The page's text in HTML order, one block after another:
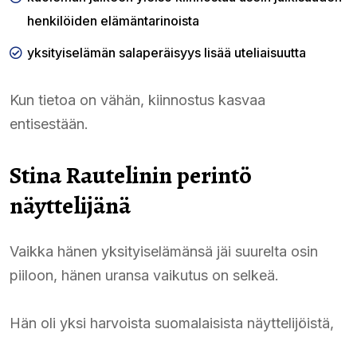
henkilöiden elämäntarinoista
yksityiselämän salaperäisyys lisää uteliaisuutta
Kun tietoa on vähän, kiinnostus kasvaa
entisestään.
Stina Rautelinin perintö
näyttelijänä
Vaikka hänen yksityiselämänsä jäi suurelta osin
piiloon, hänen uransa vaikutus on selkeä.
Hän oli yksi harvoista suomalaisista näyttelijöistä,